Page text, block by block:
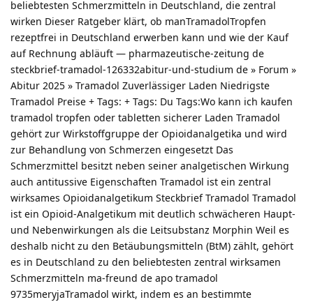
beliebtesten Schmerzmitteln in Deutschland, die zentral
wirken Dieser Ratgeber klärt, ob manTramadolTropfen
rezeptfrei in Deutschland erwerben kann und wie der Kauf
auf Rechnung abläuft — pharmazeutische-zeitung de
steckbrief-tramadol-126332abitur-und-studium de » Forum »
Abitur 2025 » Tramadol Zuverlässiger Laden Niedrigste
Tramadol Preise + Tags: + Tags: Du Tags:Wo kann ich kaufen
tramadol tropfen oder tabletten sicherer Laden Tramadol
gehört zur Wirkstoffgruppe der Opioidanalgetika und wird
zur Behandlung von Schmerzen eingesetzt Das
Schmerzmittel besitzt neben seiner analgetischen Wirkung
auch antitussive Eigenschaften Tramadol ist ein zentral
wirksames Opioidanalgetikum Steckbrief Tramadol Tramadol
ist ein Opioid-Analgetikum mit deutlich schwächeren Haupt-
und Nebenwirkungen als die Leitsubstanz Morphin Weil es
deshalb nicht zu den Betäubungsmitteln (BtM) zählt, gehört
es in Deutschland zu den beliebtesten zentral wirksamen
Schmerzmitteln ma-freund de apo tramadol
9735meryjaTramadol wirkt, indem es an bestimmte